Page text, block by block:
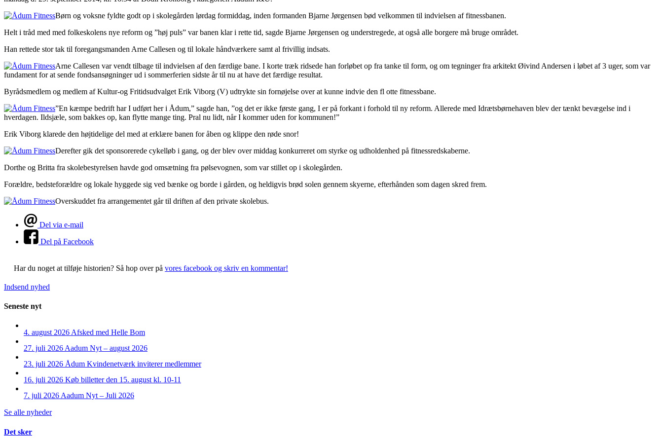
Børn og voksne fyldte godt op i skolegården lørdag formiddag, inden formanden Bjarne Jørgensen bød velkommen til indvielsen af fitnessbanen.
Helt i tråd med med folkeskolens nye reform og ”høj puls” var banen klar i rette tid, sagde Bjarne Jørgensen og understregede, at også alle borgere må bruge området.
Han rettede stor tak til foregangsmanden Arne Callesen og til lokale håndværkere samt al frivillig indsats.
Arne Callesen var vendt tilbage til indvielsen af den færdige bane. I korte træk ridsede han forløbet op fra tanke til form, og om tegninger fra arkitekt Øivind Andersen i løbet af 3 uger, som var
fundament for at sende fondsansøgninger ud i sommerferien sidste år til nu at have det færdige resultat.
Byrådsmedlem og medlem af Kultur-og Fritidsudvalget Erik Viborg (V) udtrykte sin fornøjelse over at kunne indvie den fl otte fitnessbane.
”En kæmpe bedrift har I udført her i Ådum,” sagde han, ”og det er ikke første gang, I er på forkant i forhold til ny reform. Allerede med Idrætsbørnehaven blev der tænkt bevægelse ind i
hverdagen. Ildsjæle, som bakkes op, kan flytte mange ting. Pral nu lidt, når I kommer uden for kommunen!”
Erik Viborg klarede den højtidelige del med at erklære banen for åben og klippe den røde snor!
Derefter gik det sponsorerede cykelløb i gang, og der blev over middag konkurreret om styrke og udholdenhed på fitnessredskaberne.
Dorthe og Britta fra skolebestyrelsen havde god omsætning fra pølsevognen, som var stillet op i skolegården.
Forældre, bedsteforældre og lokale hyggede sig ved bænke og borde i gården, og heldigvis brød solen gennem skyerne, efterhånden som dagen skred frem.
Overskuddet fra arrangementet går til driften af den private skolebus.
Del via e-mail
Del på Facebook
Har du noget at tilføje historien? Så hop over på vores facebook og skriv en kommentar!
Indsend nyhed
Seneste nyt
4. august 2026 Afsked med Helle Bom
27. juli 2026 Aadum Nyt – august 2026
23. juli 2026 Ådum Kvindenetværk inviterer medlemmer
16. juli 2026 Køb billetter den 15. august kl. 10-11
7. juli 2026 Aadum Nyt – Juli 2026
Se alle nyheder
Det sker